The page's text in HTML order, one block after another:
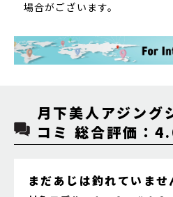
場合がございます。
月下美人アジング
コミ 総合評価：
まだあじは釣れていませ